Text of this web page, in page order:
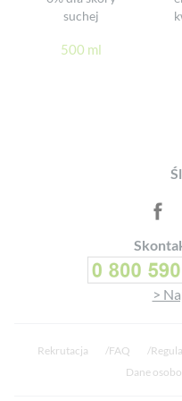
Gwarantowany skład
Testowany na skórze
Produkt szanuje wrażliwość
Produkt jest odpowiedni
Produkt intensywnie
Produkt chroni moją skórę
suchej
500 ml
>
Rekrutacja FAQ
Dane